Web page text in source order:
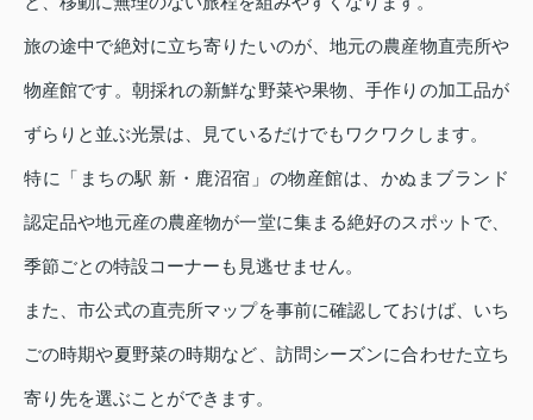
旅の途中で絶対に立ち寄りたいのが、地元の農産物直売所や
物産館です。朝採れの新鮮な野菜や果物、手作りの加工品が
ずらりと並ぶ光景は、見ているだけでもワクワクします。
特に「まちの駅 新・鹿沼宿」の物産館は、かぬまブランド
認定品や地元産の農産物が一堂に集まる絶好のスポットで、
季節ごとの特設コーナーも見逃せません。
また、市公式の直売所マップを事前に確認しておけば、いち
ごの時期や夏野菜の時期など、訪問シーズンに合わせた立ち
寄り先を選ぶことができます。